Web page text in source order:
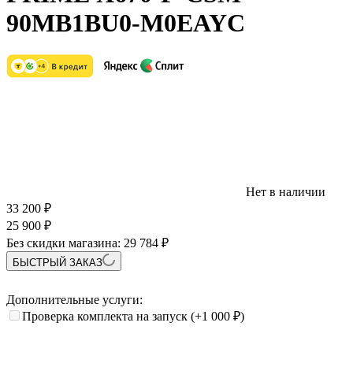
90MB1BU0-M0EAYC
Нет в наличии
33 200 ₽
25 900 ₽
Без скидки магазина: 29 784 ₽
БЫСТРЫЙ ЗАКАЗ
Дополнительные услуги:
Проверка комплекта на запуск (+1 000 ₽)